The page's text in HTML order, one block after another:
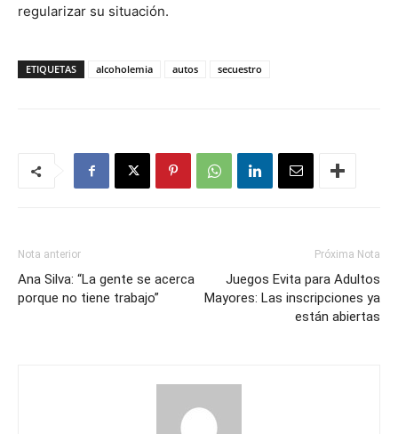
regularizar su situación.
ETIQUETAS alcoholemia autos secuestro
Nota anterior
Ana Silva: “La gente se acerca
porque no tiene trabajo”
Próxima Nota
Juegos Evita para Adultos
Mayores: Las inscripciones ya
están abiertas